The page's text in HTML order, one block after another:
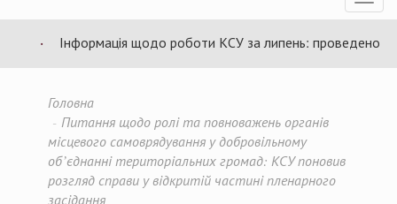
Інформація щодо роботи КСУ за липень: проведено 94
Головна
Питання щодо ролі та повноважень органів
місцевого самоврядування у добровільному
об’єднанні територіальних громад: КСУ поновив
розгляд справи у відкритій частині пленарного
засідання